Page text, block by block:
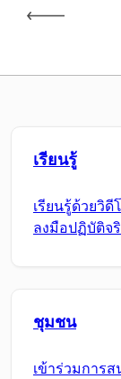
เรียนรู้
เรียนรู้ด้วยวิ
ลงมือปฏิบัติจ
ชุมชน
เข้าร่วมการ